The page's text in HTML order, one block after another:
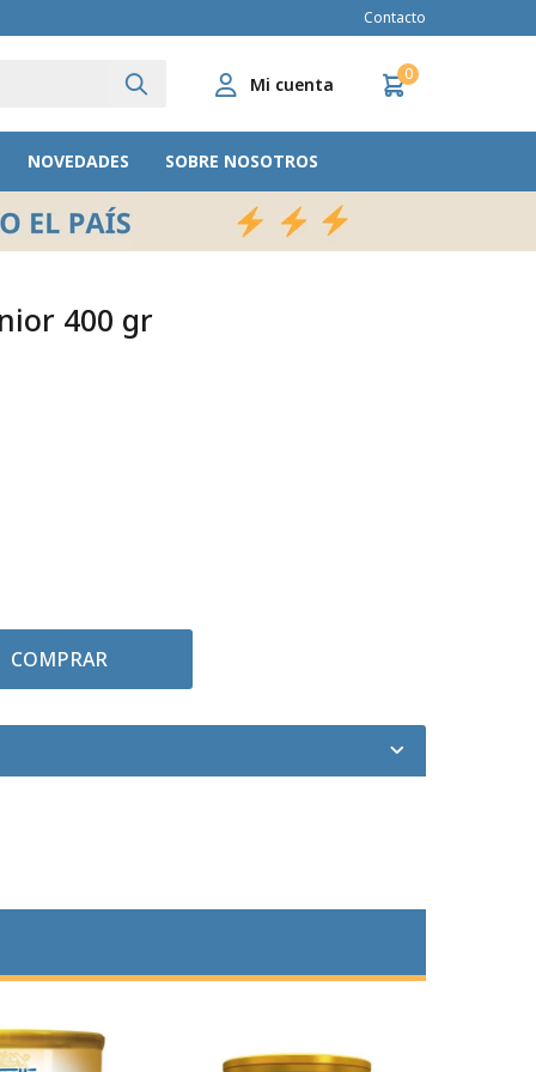
NOVEDADES SOBRE NOSOTROS
0
Contacto
400 gr
COMPRAR